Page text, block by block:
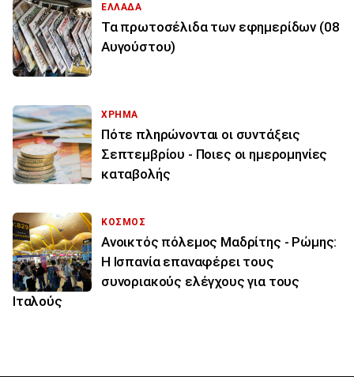
ΕΛΛΑΔΑ
Τα πρωτοσέλιδα των εφημερίδων (08
Αυγούστου)
ΧΡΗΜΑ
Πότε πληρώνονται οι συντάξεις
Σεπτεμβρίου - Ποιες οι ημερομηνίες
καταβολής
ΚΟΣΜΟΣ
Ανοικτός πόλεμος Μαδρίτης - Ρώμης:
Η Ισπανία επαναφέρει τους
συνοριακούς ελέγχους για τους
Ιταλούς